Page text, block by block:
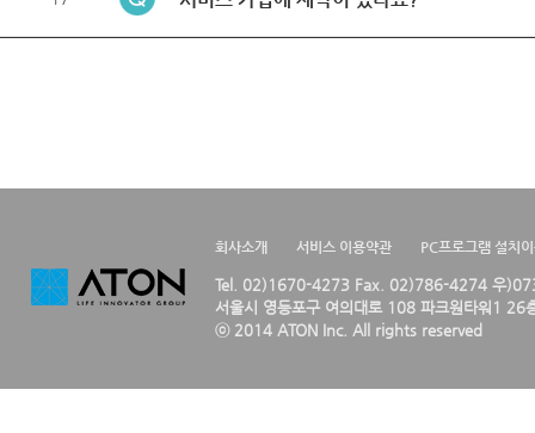
회사소개 서비스 이용약관 PC프로그램 설치
Tel. 02)1670-4273 Fax. 02)786-4274 우
서울시 영등포구 여의대로 108 파크원타워1 26
ⓒ 2014 ATON Inc. All rights reserved